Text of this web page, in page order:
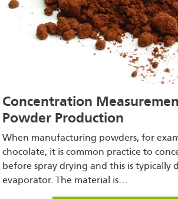
Concentration
Powder Production
When manufacturing powders, for
chocolate, it is common practice to
before spray drying and this is typically
evaporator. The material is…